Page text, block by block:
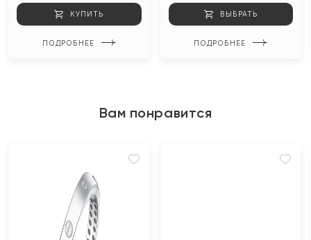
КУПИТЬ
ПОДРОБНЕЕ
ВЫБРАТЬ
ПОДРОБНЕЕ
Вам понравится